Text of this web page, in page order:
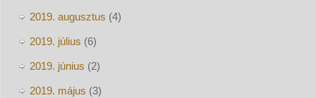
2019. augusztus (4)
2019. július (6)
2019. június (2)
2019. május (3)